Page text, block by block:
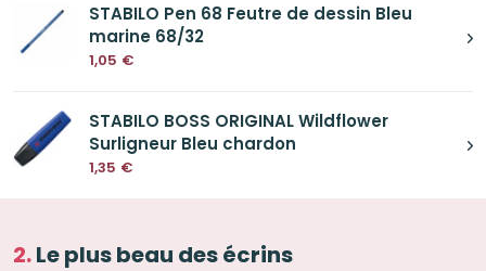
STABILO Pen 68 Feutre de dessin Bleu
marine 68/32
1,05 €
STABILO BOSS ORIGINAL Wildflower
Surligneur Bleu chardon
1,35 €
Le plus beau des écrins